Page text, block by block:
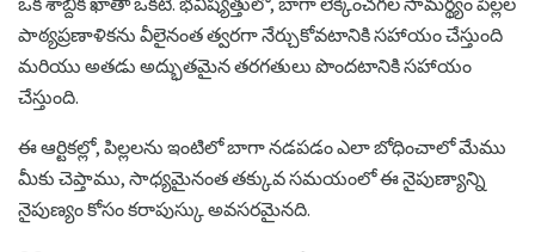
పాఠ్యప్రణాళికను వీలైనంత త్వరగా నేర్చుకోవటానికి సహాయం చేస్తుంది
మరియు అతడు అద్భుతమైన తరగతులు పొందటానికి సహాయం
చేస్తుంది.
ఈ ఆర్టికల్లో, పిల్లలను ఇంటిలో బాగా నడపడం ఎలా బోధించాలో మేము
మీకు చెప్తాము, సాధ్యమైనంత తక్కువ సమయంలో ఈ నైపుణ్యాన్ని
నైపుణ్యం కోసం కరాపుస్కు అవసరమైనది.